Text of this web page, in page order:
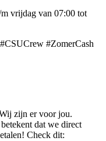
vrijdag van 07:00 tot
#ZomerCash
zijn er voor jou.
dat we direct
Check dit: